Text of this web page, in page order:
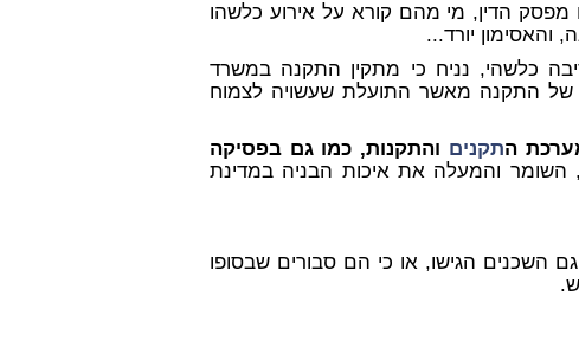
מפסק הדין, מי מהם קורא על אירוע כלשהו
יורד...
כלשהי, נניח כי מתקין התקנה במשרד
של התקנה מאשר התועלת שעשויה לצמוח
התקנים והתקנות, כמו גם בפסיקה
, השומר והמעלה את איכות הבניה במדינת
גם השכנים הגישו, או כי הם סבורים שבסופו